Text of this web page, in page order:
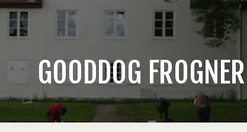
GOODDOG FROGNER